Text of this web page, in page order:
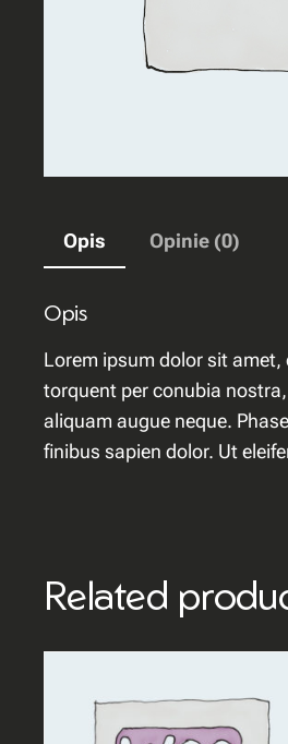
Opis Opinie (0)
Opis
Lorem ipsum dolor sit
torquent per conubia
aliquam augue neque.
finibus sapien dolor. Ut
Related